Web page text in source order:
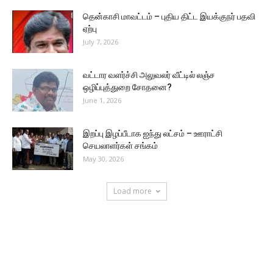
தென்காசி மாவட்டம் – புதிய திட்ட இயக்குநர் பதவி
ஏற்பு
July 7, 2026
வட்டார வளர்ச்சி அலுவலர் வீட்டில் லஞ்ச
ஒழிப்புத்துறை சோதனை?
June 1, 2026
இறப்பு இழப்பீடாக ஐந்து லட்சம் – ஊராட்சி
செயலாளர்கள் சங்கம்
May 30, 2026
Load more